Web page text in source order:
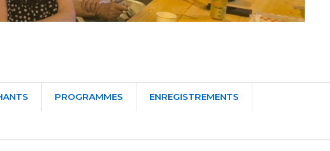
PROGRAMMES ENREGISTREMENTS